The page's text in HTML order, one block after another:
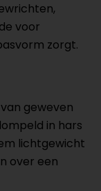
voor
zorgt.
geweven
in hars
lichtgewicht
over een